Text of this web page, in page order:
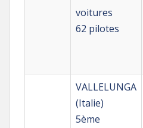
voitures
62 pilotes
VALLELUNGA
(Italie)
5ème